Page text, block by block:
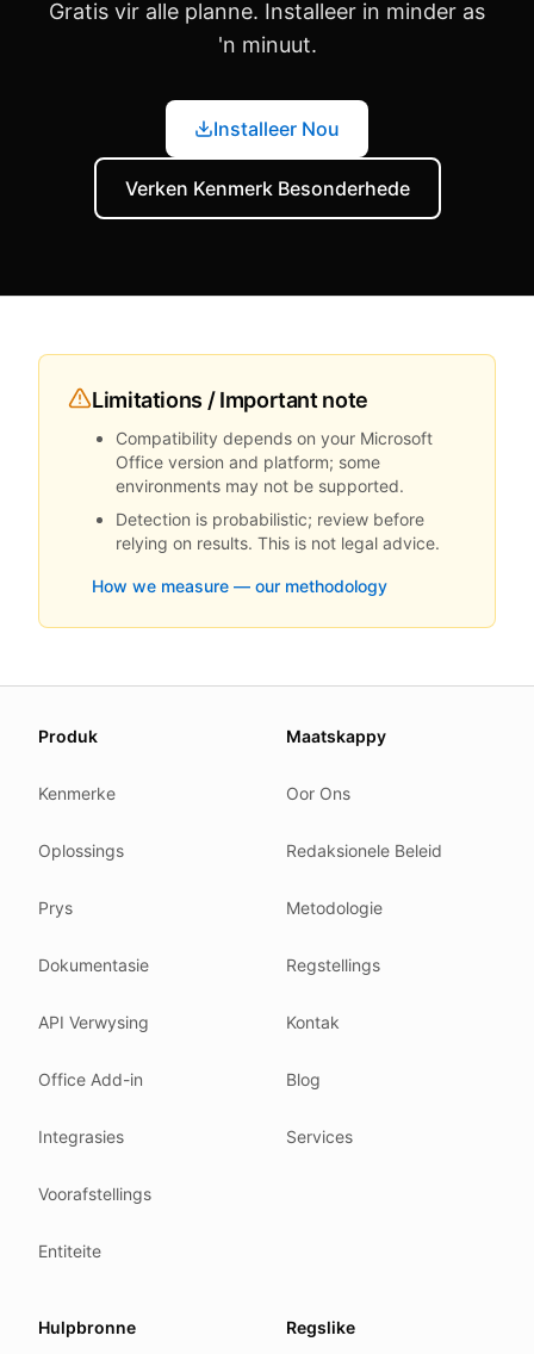
Gratis vir alle planne. Installeer in minder as
'n minuut.
Installeer Nou
Verken Kenmerk Besonderhede
Limitations / Important note
Compatibility depends on your Microsoft
Office version and platform; some
environments may not be supported.
Detection is probabilistic; review before
relying on results. This is not legal advice.
How we measure — our methodology
We update this page when our platform or the law
Related reading
Glossary
How tokens work
Where we comply
Case studies
We follow these rules
ISO/IEC 27001:2022.
NIS2 (EU 2022/2555).
Our promise
Produk
Kenmerke
Oplossings
Prys
Dokumentasie
API Verwysing
Office Add-in
Integrasies
Voorafstellings
Entiteite
Maatskappy
Oor Ons
Redaksionele Beleid
Metodologie
Regstellings
Kontak
Blog
Services
Hulpbronne Regslike